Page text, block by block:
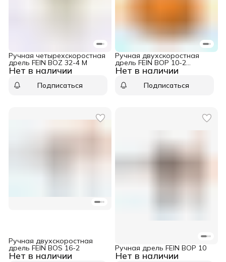
Нет в наличии
Ручная четырехскоростная
дрель FEIN BOZ 32-4 M
Подписаться
Нет в наличии
Ручная двухскоростная
дрель FEIN BOP 10-2
(комплект)
Подписаться
Нет в наличии
Ручная двухскоростная
дрель FEIN BOS 16-2
Нет в наличии
Ручная дрель FEIN BOP 10